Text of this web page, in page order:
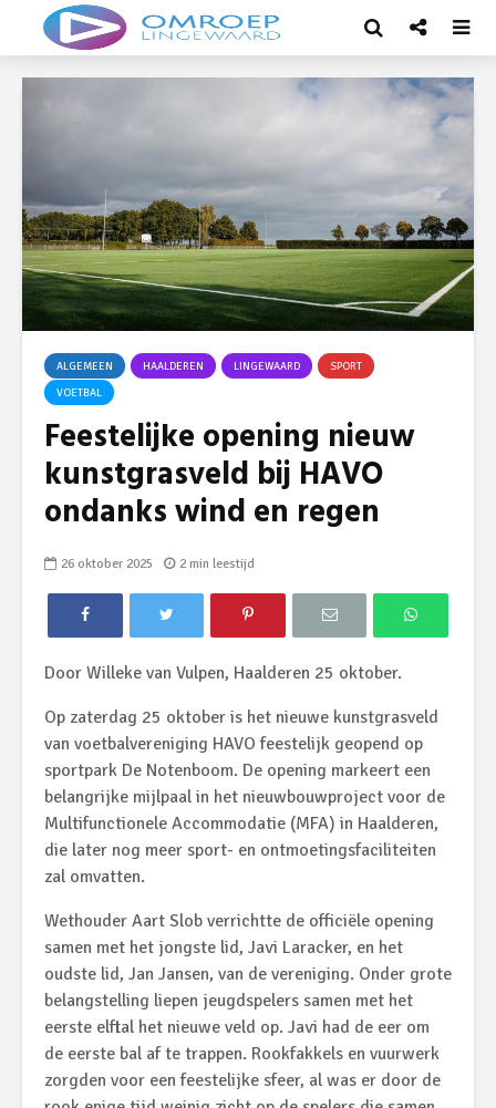
ALGEMEEN HAALDEREN LINGEWAARD
SPORT
VOETBAL
Feestelijke opening nieuw
kunstgrasveld bij HAVO
ondanks wind en regen
26 oktober 2025 2 min leestijd
Door Willeke van Vulpen, Haalderen 25 oktober.
Op zaterdag 25 oktober is het nieuwe kunstgrasveld
van voetbalvereniging HAVO feestelijk geopend op
sportpark De Notenboom. De opening markeert een
belangrijke mijlpaal in het nieuwbouwproject voor de
Multifunctionele Accommodatie (MFA) in Haalderen,
die later nog meer sport- en ontmoetingsfaciliteiten
zal omvatten.
Wethouder Aart Slob verrichtte de officiële opening
samen met het jongste lid, Javi Laracker, en het
oudste lid, Jan Jansen, van de vereniging. Onder grote
belangstelling liepen jeugdspelers samen met het
eerste elftal het nieuwe veld op. Javi had de eer om
de eerste bal af te trappen. Rookfakkels en vuurwerk
zorgden voor een feestelijke sfeer, al was er door de